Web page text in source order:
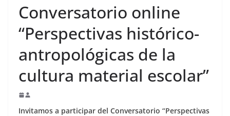
Conversatorio online
“Perspectivas histórico-
antropológicas de la
cultura material escolar”
Invitamos a participar del Conversatorio “Perspectivas